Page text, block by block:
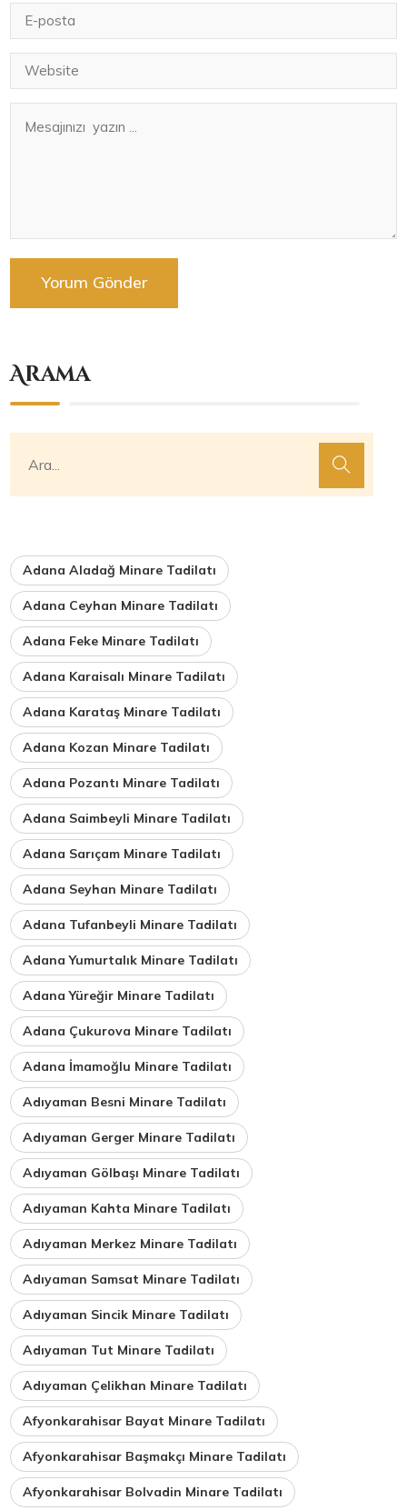
Arama
Adana Aladağ Minare Tadilatı
Adana Ceyhan Minare Tadilatı
Adana Feke Minare Tadilatı
Adana Karaisalı Minare Tadilatı
Adana Karataş Minare Tadilatı
Adana Kozan Minare Tadilatı
Adana Pozantı Minare Tadilatı
Adana Saimbeyli Minare Tadilatı
Adana Sarıçam Minare Tadilatı
Adana Seyhan Minare Tadilatı
Adana Tufanbeyli Minare Tadilatı
Adana Yumurtalık Minare Tadilatı
Adana Yüreğir Minare Tadilatı
Adana Çukurova Minare Tadilatı
Adana İmamoğlu Minare Tadilatı
Adıyaman Besni Minare Tadilatı
Adıyaman Gerger Minare Tadilatı
Adıyaman Gölbaşı Minare Tadilatı
Adıyaman Kahta Minare Tadilatı
Adıyaman Merkez Minare Tadilatı
Adıyaman Samsat Minare Tadilatı
Adıyaman Sincik Minare Tadilatı
Adıyaman Tut Minare Tadilatı
Adıyaman Çelikhan Minare Tadilatı
Afyonkarahisar Bayat Minare Tadilatı
Afyonkarahisar Başmakçı Minare Tadilatı
Afyonkarahisar Bolvadin Minare Tadilatı